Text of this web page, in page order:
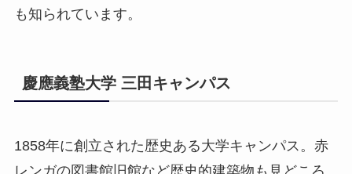
も知られています。
慶應義塾大学 三田キャンパス
1858年に創立された歴史ある大学キャンパス。赤
レンガの図書館旧館など歴史的建築物も見どころ